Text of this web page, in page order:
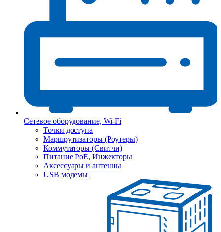
Сетевое оборудование, Wi-Fi
Точки доступа
Маршрутизаторы (Роутеры)
Коммутаторы (Свитчи)
Питание PoE, Инжекторы
Аксессуары и антенны
USB модемы